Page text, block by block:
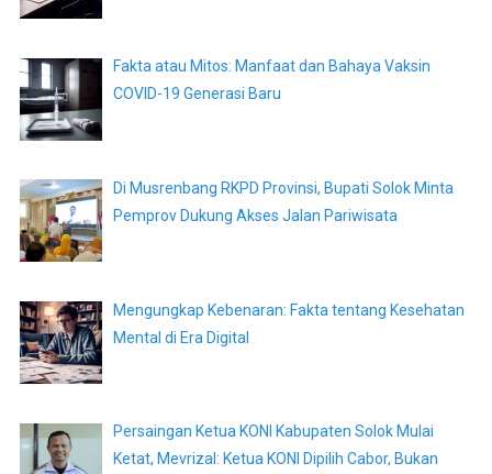
Fakta atau Mitos: Manfaat dan Bahaya Vaksin
COVID-19 Generasi Baru
Di Musrenbang RKPD Provinsi, Bupati Solok Minta
Pemprov Dukung Akses Jalan Pariwisata
Mengungkap Kebenaran: Fakta tentang Kesehatan
Mental di Era Digital
Persaingan Ketua KONI Kabupaten Solok Mulai
Ketat, Mevrizal: Ketua KONI Dipilih Cabor, Bukan